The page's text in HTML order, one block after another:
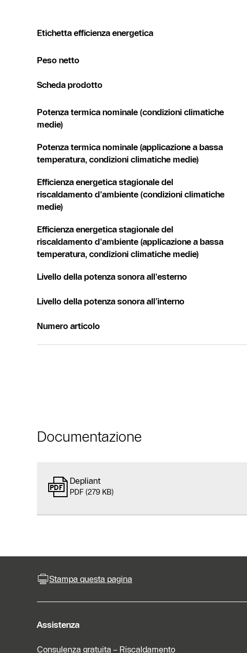
Etichetta efficienza energetica
Peso netto
Scheda prodotto
Potenza termica nominale (condizioni climatiche
medie)
Potenza termica nominale (applicazione a bassa
temperatura, condizioni climatiche medie)
Efficienza energetica stagionale del
riscaldamento d'ambiente (condizioni climatiche
medie)
Efficienza energetica stagionale del
riscaldamento d'ambiente (applicazione a bassa
temperatura, condizioni climatiche medie)
Livello della potenza sonora all'esterno
Livello della potenza sonora all’interno
Numero articolo
Documentazione
Depliant
PDF (279 KB)
Stampa questa pagina
Assistenza
Consulenza gratuita – Riscaldamento